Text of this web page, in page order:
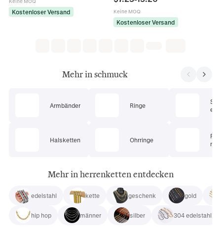
Kostenloser Versand
Poliert Gebürstet
Keine MOQ
Kostenloser Versand
Mehr in schmuck
Armbänder
Halsketten
Ringe
Ohrringe
ets
Mehr in herrenketten entdecken
edelstahl kette geschenk gold
hip hop männer silber 304 edelstahl